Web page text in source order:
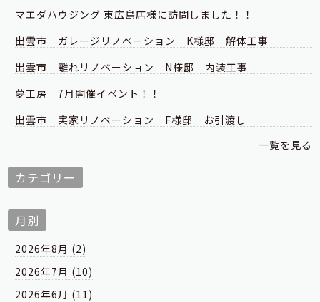
マエダハウジング 東広島店様に訪問しました！！
出雲市 ガレージリノベーション K様邸 解体工事
出雲市 離れリノベーション N様邸 内装工事
夢工房 7月開催イベント！！
出雲市 実家リノベーション F様邸 お引渡し
一覧を見る
カテゴリー
月別
2026年8月 (2)
2026年7月 (10)
2026年6月 (11)